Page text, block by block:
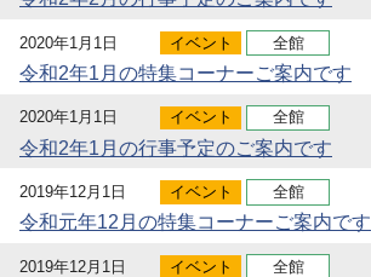
2020年1月1日 イベント 全館
令和2年1月の特集コーナーご案内です
2020年1月1日 イベント 全館
令和2年1月の行事予定のご案内です
2019年12月1日 イベント 全館
令和元年12月の特集コーナーご案内です
2019年12月1日 イベント 全館